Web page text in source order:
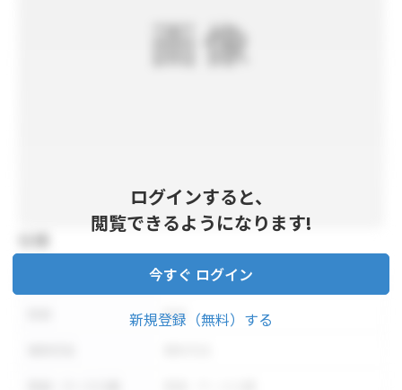
ログインすると、
閲覧できるようになります!
今すぐ ログイン
新規登録（無料）する
内容量
形状